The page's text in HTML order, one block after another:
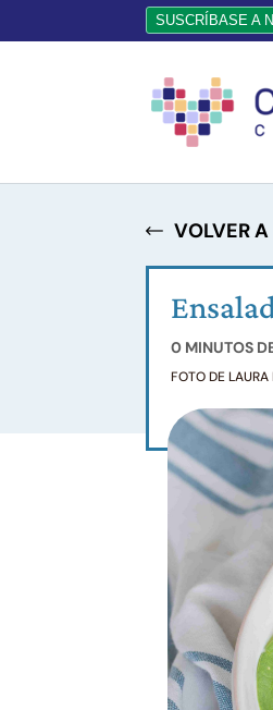
SUSCRÍBASE A
VOLVER
0 MINUTOS
FOTO DE LAURA